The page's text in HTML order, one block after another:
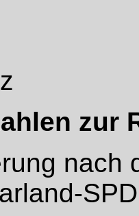
zur
nach